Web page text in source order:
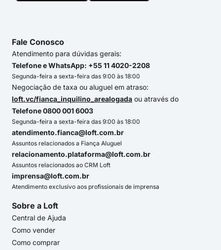
Fale Conosco
Atendimento para dúvidas gerais:
Telefone e WhatsApp: +55 11 4020-2208
Segunda-feira a sexta-feira das 9:00 às 18:00
Negociação de taxa ou aluguel em atraso:
loft.vc/fianca_inquilino_arealogada ou através do
Telefone 0800 001 6003
Segunda-feira a sexta-feira das 9:00 às 18:00
atendimento.fianca@loft.com.br
Assuntos relacionados a Fiança Aluguel
relacionamento.plataforma@loft.com.br
Assuntos relacionados ao CRM Loft
imprensa@loft.com.br
Atendimento exclusivo aos profissionais de imprensa
Sobre a Loft
Central de Ajuda
Como vender
Como comprar